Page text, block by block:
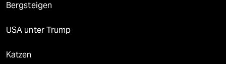
Bergsteigen
USA unter Trump
Katzen